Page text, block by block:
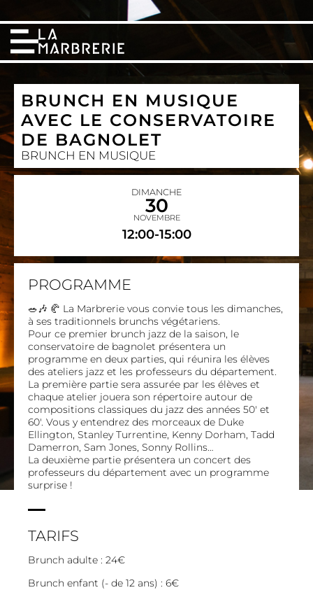
BRUNCH EN MUSIQUE
AVEC LE CONSERVATOIRE
DE BAGNOLET
BRUNCH EN MUSIQUE
DIMANCHE
30
NOVEMBRE
12:00-15:00
PROGRAMME
🥗🎶 🥐 La Marbrerie vous convie tous les dimanches,
à ses traditionnels brunchs végétariens.
Pour ce premier brunch jazz de la saison, le
conservatoire de bagnolet présentera un
programme en deux parties, qui réunira les élèves
des ateliers jazz et les professeurs du département.
La première partie sera assurée par les élèves et
chaque atelier jouera son répertoire autour de
compositions classiques du jazz des années 50′ et
60′. Vous y entendrez des morceaux de Duke
Ellington, Stanley Turrentine, Kenny Dorham, Tadd
Damerron, Sam Jones, Sonny Rollins…
La deuxième partie présentera un concert des
professeurs du département avec un programme
surprise !
TARIFS
Brunch adulte : 24€
Brunch enfant (- de 12 ans) : 6€